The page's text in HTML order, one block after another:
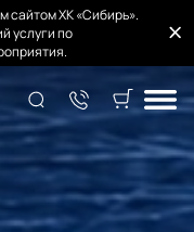
сайтом ХК «Сибирь».
услуги по